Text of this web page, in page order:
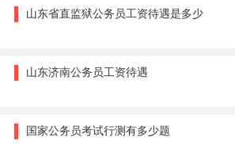
山东省直监狱公务员工资待遇是多少
山东济南公务员工资待遇
国家公务员考试行测有多少题